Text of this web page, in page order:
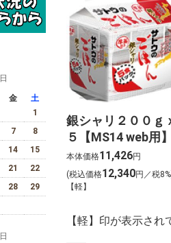
金
土
1
7
8
14
15
21
22
28
29
銀シャリ２００ｇ
５【MS14 web用】
本体価格11,426円
(税込価格12,340円／税
【軽】
【軽】印が表示さ